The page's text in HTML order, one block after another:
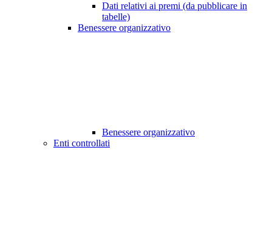
Dati relativi ai premi (da pubblicare in
tabelle)
Benessere organizzativo
Benessere organizzativo
Enti controllati